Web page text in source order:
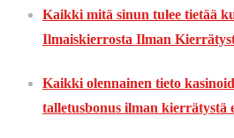
Kaikki mitä sinun tulee tietää
Ilmaiskierrosta Ilman
Kaikki olennainen tieto
talletusbonus ilman kierrätystä